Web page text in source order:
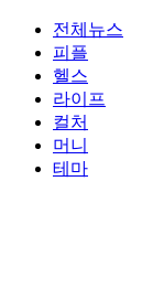
전체뉴스
피플
헬스
라이프
컬처
머니
테마